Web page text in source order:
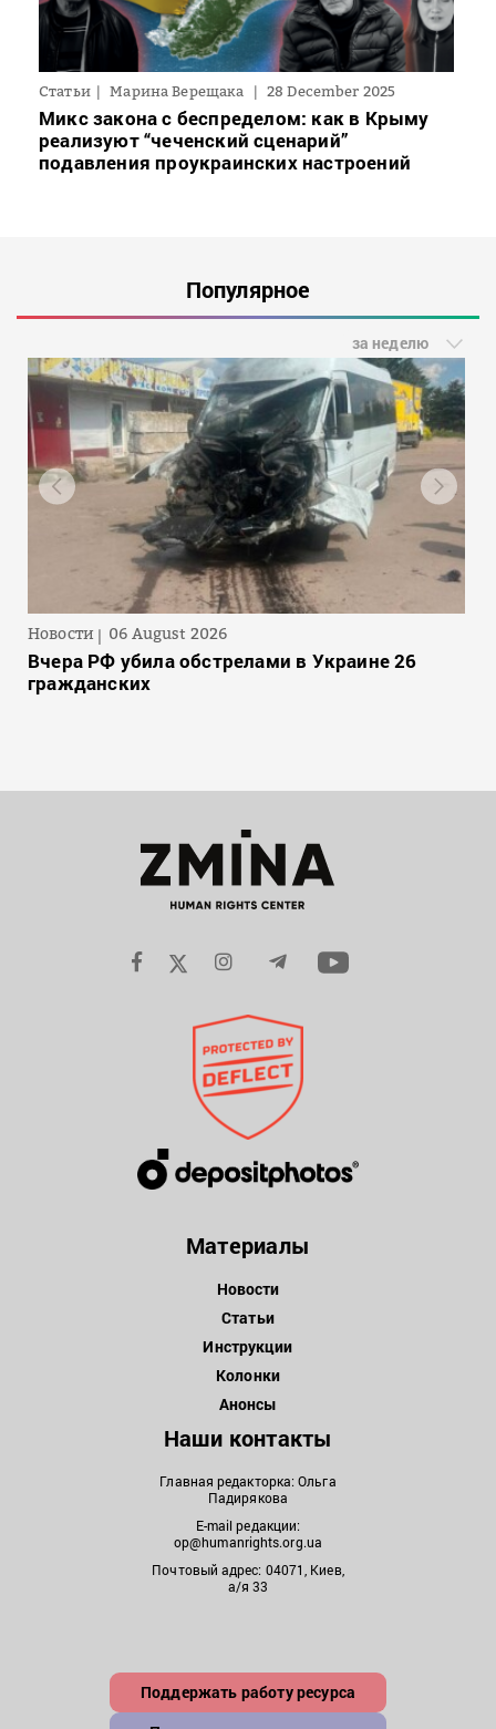
Статьи Марина Верещака 28 December 2025
Микс закона с беспределом: как в Крыму
реализуют “чеченский сценарий”
подавления проукраинских настроений
Популярное
за неделю
Новости 06 August 2026
Вчера РФ убила обстрелами в Украине 26
гражданских
Материалы
Новости
Статьи
Инструкции
Колонки
Анонсы
Наши контакты
Главная редакторка: Ольга
Падирякова
E-mail редакции:
op@humanrights.org.ua
Почтовый адрес: 04071, Киев,
а/я 33
Поддержать работу ресурса